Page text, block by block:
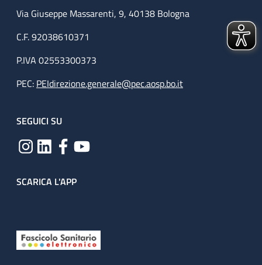
Via Giuseppe Massarenti, 9, 40138 Bologna
C.F. 92038610371
P.IVA 02553300373
PEC: PEIdirezione.generale@pec.aosp.bo.it
SEGUICI SU
SCARICA L'APP